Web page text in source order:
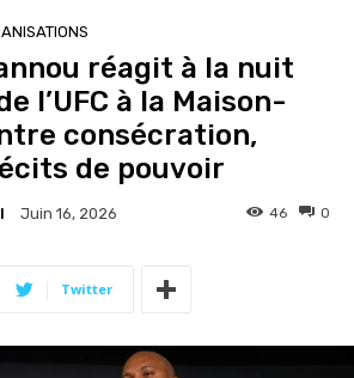
réagit à la nuit
l’UFC à la Maison-
consécration,
de pouvoir
Juin 16, 2026 0
46
Twitter